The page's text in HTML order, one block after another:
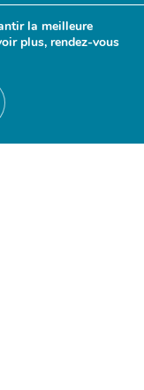
la meilleure
plus, rendez-vous